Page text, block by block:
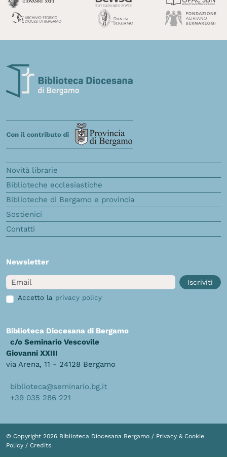
Novità librarie
Biblioteche ecclesiastiche
Biblioteche di Bergamo e provincia
Sostienici
Contatti
Newsletter
Email
Iscriviti
Accetto la privacy policy
Biblioteca Diocesana di Bergamo
c/o Seminario Vescovile
Giovanni XXIII
via Arena, 11 - 24128 Bergamo
biblioteca@seminario.bg.it
+39 035 286 221
© Copyright 2026 Biblioteca Diocesana Bergamo / Privacy & Cookie
Policy / Credits